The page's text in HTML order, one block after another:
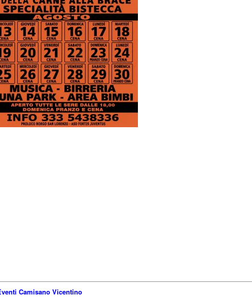
Camisano Vicentino